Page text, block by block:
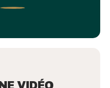
VIDÉO